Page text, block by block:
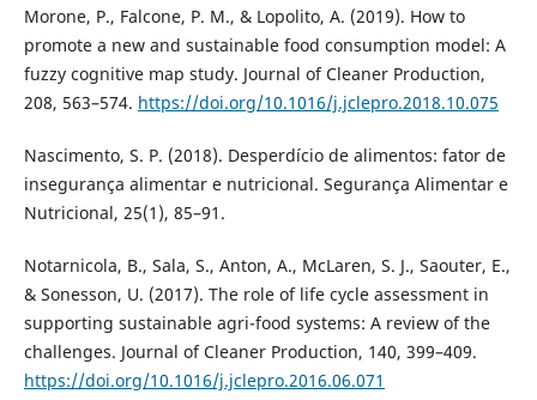
Morone, P., Falcone, P. M., & Lopolito, A. (2019). How to
promote a new and sustainable food consumption model: A
fuzzy cognitive map study. Journal of Cleaner Production,
208, 563–574. https://doi.org/10.1016/j.jclepro.2018.10.075
Nascimento, S. P. (2018). Desperdício de alimentos: fator de
insegurança alimentar e nutricional. Segurança Alimentar e
Nutricional, 25(1), 85–91.
Notarnicola, B., Sala, S., Anton, A., McLaren, S. J., Saouter, E.,
& Sonesson, U. (2017). The role of life cycle assessment in
supporting sustainable agri-food systems: A review of the
challenges. Journal of Cleaner Production, 140, 399–409.
https://doi.org/10.1016/j.jclepro.2016.06.071